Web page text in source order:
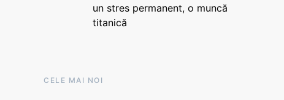
un stres permanent, o muncă
titanică
CELE MAI NOI